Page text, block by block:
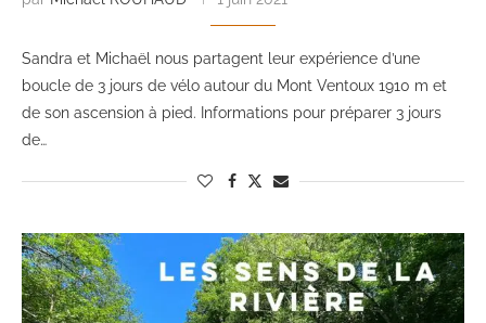
Sandra et Michaël nous partagent leur expérience d’une
boucle de 3 jours de vélo autour du Mont Ventoux 1910 m et
de son ascension à pied. Informations pour préparer 3 jours
de…